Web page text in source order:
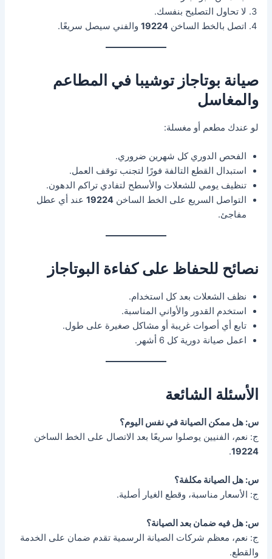
لا تحاول التصليح بنفسك.
اتصل بالخط الساخن19224 والفني سيصل سريعًا.
صيانة بوتاجاز توشيبا في المطاعم
والمغاسل
لو عندك مطعم أو مغسلة:
الفحص الدوري كل شهرين ضروري.
استبدال القطع التالفة فورًا لتجنب توقف العمل.
تنظيف يومي للشعلات والأسطح لتفادي تراكم الدهون.
التواصل السريع على الخط الساخن19224 عند أي عطل
مفاجئ.
نصائح للحفاظ على كفاءة البوتاجاز
نظف الشعلات بعد كل استخدام.
استخدم القدور والأواني المناسبة.
تابع أي أصوات غريبة أو مشاكل صغيرة على طول.
اعمل صيانة دورية كل 6 أشهر.
الأسئلة الشائعة
س: هل ممكن الصيانة في نفس اليوم؟
ج: نعم، الفنيين يوصلوا سريعًا بعد الاتصال على الخط الساخن
19224
.
س: هل الصيانة مكلفة؟
ج: الأسعار مناسبة، وقطع الغيار أصلية.
س: هل فيه ضمان بعد الصيانة؟
ج: نعم، معظم شركات الصيانة الرسمية تقدم ضمان على الخدمة
والقطع.